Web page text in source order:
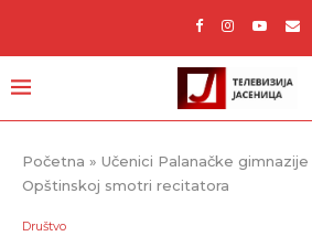
Početna » Učenici Palanačke gimnazije
Opštinskoj smotri recitatora
Društvo